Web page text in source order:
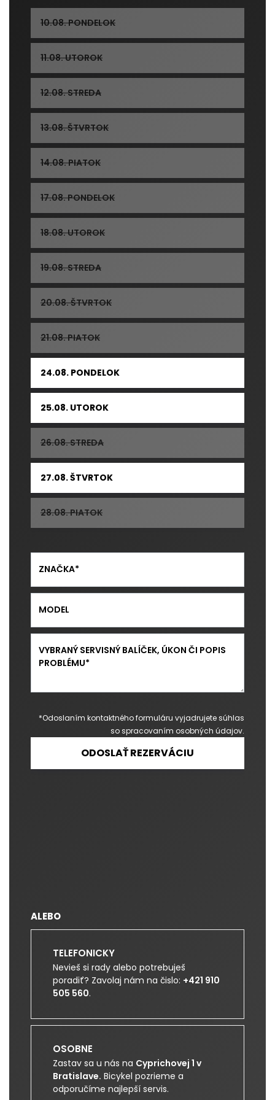
ALEBO
TELEFONICKY
Nevieš si rady alebo potrebuješ
poradiť? Zavolaj nám na čislo: +421 910
505 560.
OSOBNE
Zastav sa u nás na Cyprichovej 1 v
Bratislave. Bicykel pozrieme a
odporučíme najlepší servis.